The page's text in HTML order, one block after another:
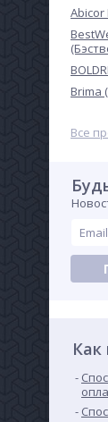
Abicor
Brima
Все
Как